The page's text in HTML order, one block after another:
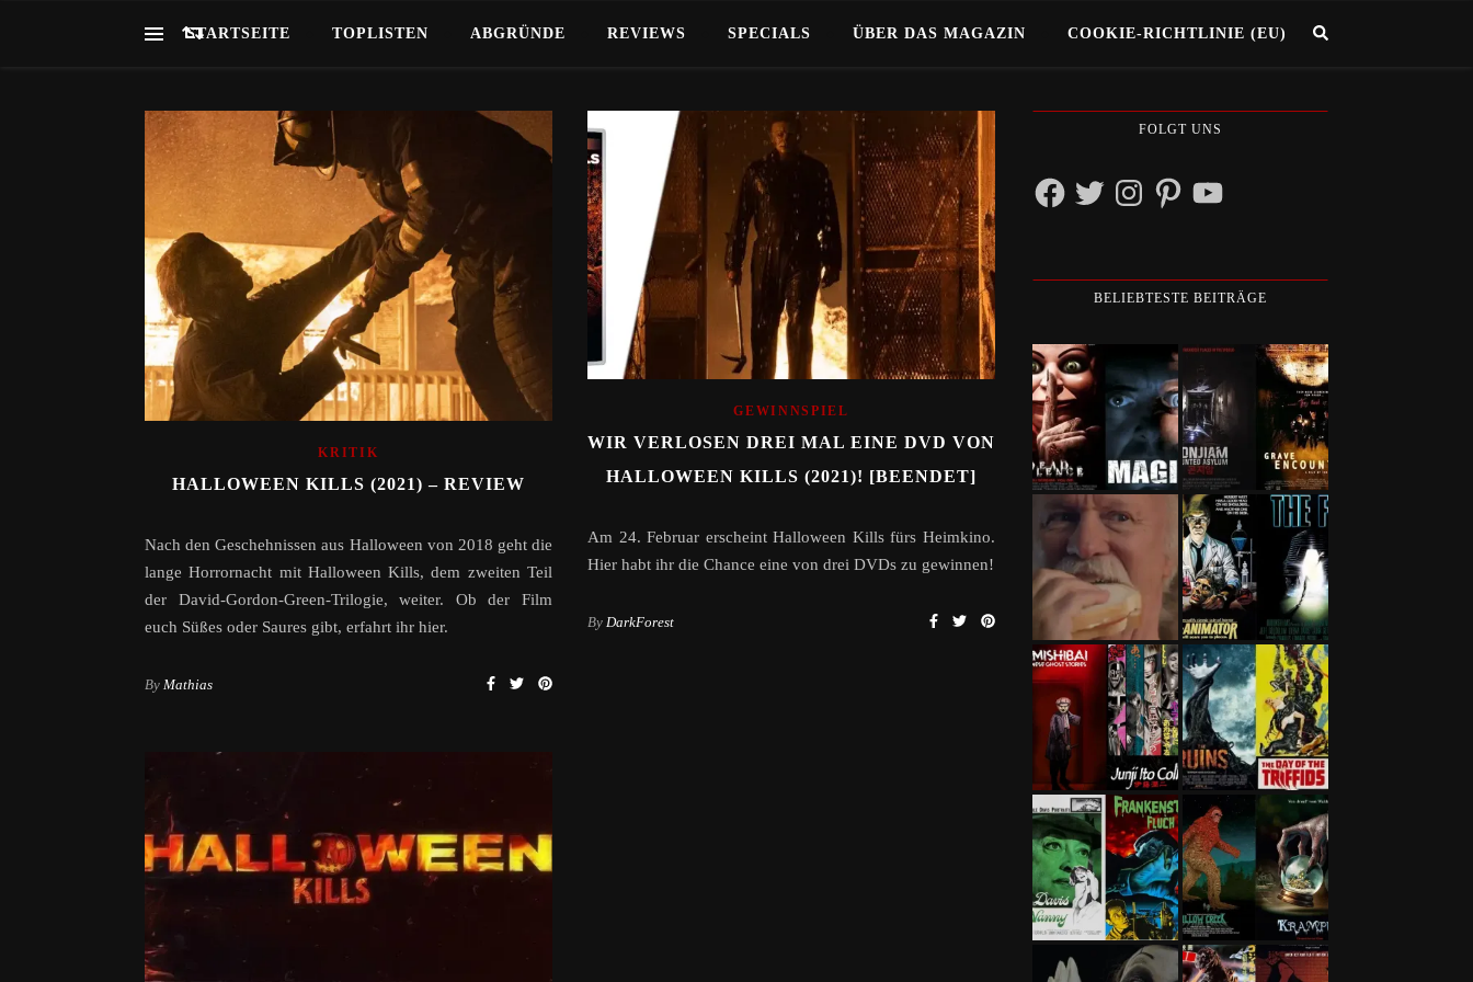
STARTSEITE TOPLISTEN ABGRÜNDE REVIEWS SPECIALS ÜBER DAS MAGAZIN COOKIE-RICHTLINIE (EU)
KRITIK
HALLOWEEN KILLS (2021) – REVIEW
Nach den Geschehnissen aus Halloween von 2018 geht die
lange Horrornacht mit Halloween Kills, dem zweiten Teil
der David-Gordon-Green-Trilogie, weiter. Ob der Film
euch Süßes oder Saures gibt, erfahrt ihr hier.
By Mathias
GEWINNSPIEL
WIR VERLOSEN DREI MAL EINE DVD VON
HALLOWEEN KILLS (2021)! [BEENDET]
Am 24. Februar erscheint Halloween Kills fürs Heimkino.
Hier habt ihr die Chance eine von drei DVDs zu gewinnen!
By DarkForest
FOLGT UNS
FacebookTwitterInstagramPinterestYouTube
BELIEBTESTE BEITRÄGE